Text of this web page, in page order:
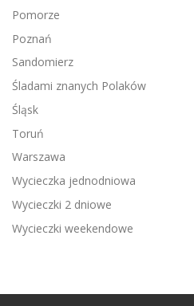
Pomorze
Poznań
Sandomierz
Śladami znanych Polaków
Śląsk
Toruń
Warszawa
Wycieczka jednodniowa
Wycieczki 2 dniowe
Wycieczki weekendowe